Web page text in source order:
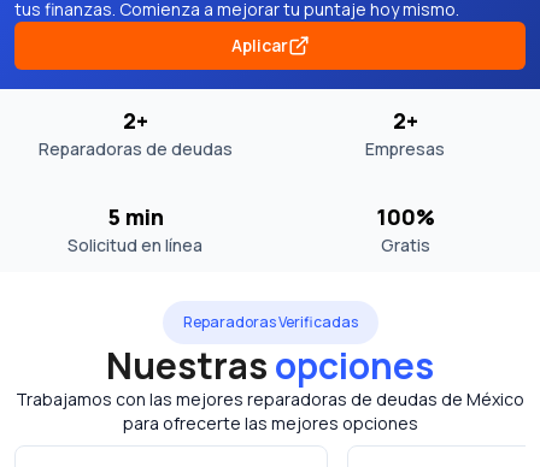
tus finanzas. Comienza a mejorar tu puntaje hoy mismo.
Aplicar
2+
Reparadoras de deudas
2+
Empresas
5 min
Solicitud en línea
100%
Gratis
Reparadoras Verificadas
Nuestrasopciones
Trabajamos con las mejores reparadoras de deudas de México
para ofrecerte las mejores opciones